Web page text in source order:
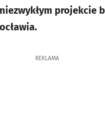
projekcie
REKLAMA